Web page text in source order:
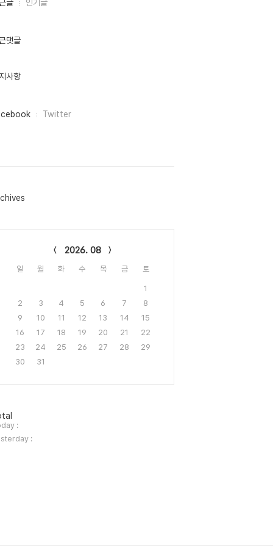
글 인기글
댓글
사항
Twitter
2026. 08
일 월 화 수 목 금 토
1
2
3 4 5 6 7
8
9
10 11 12 13 14
15
16
17 18 19 20 21
22
23
24 25 26 27 28
29
30
31
:
: